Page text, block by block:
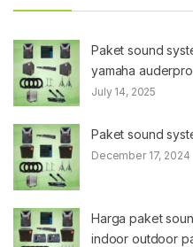
Paket sound
yamaha auderpro
July 14, 2025
Paket sound
December 17, 2024
Harga paket
indoor outdoor